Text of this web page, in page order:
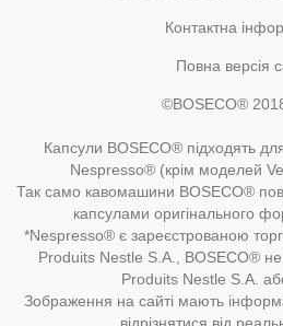
Контактна
Повна версія
©BOSECO®
Капсули BOSECO® підходять
Nespresso® (крім моделей
Так само кавомашини BOSECO®
капсулами оригінального
*Nespresso® є зареєстрованою
Produits Nestle S.A., BOSECO®
Produits Nestle S.A.
Зображення на сайті мають
відрізнятися від